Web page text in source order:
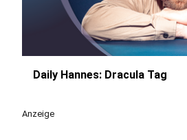
Daily Hannes: Dracula Tag
Anzeige